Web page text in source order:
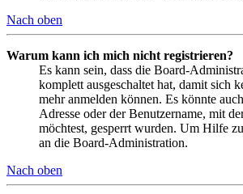
Nach oben
Warum kann ich mich nicht registrieren?
Es kann sein, dass die Board-
komplett ausgeschaltet hat, damit sich
mehr anmelden können. Es könnte
Adresse oder der Benutzername, mit
möchtest, gesperrt wurden. Um Hilfe
an die Board-Administration.
Nach oben